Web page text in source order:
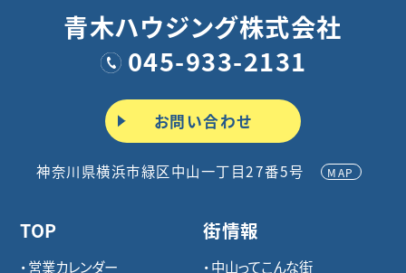
青木ハウジング株式会社
045-933-2131
お問い合わせ
神奈川県横浜市緑区中山一丁目27番5号 MAP
TOP
営業カレンダー
街情報
中山ってこんな街